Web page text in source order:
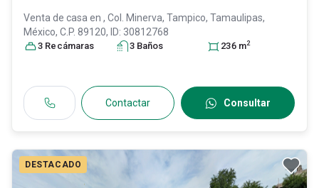
Venta de casa en , Col. Minerva, Tampico, Tamaulipas,
México, C.P. 89120, ID: 30812768
3 Recámaras 3 Baños 236 m2
Contactar Consultar
DESTACADO